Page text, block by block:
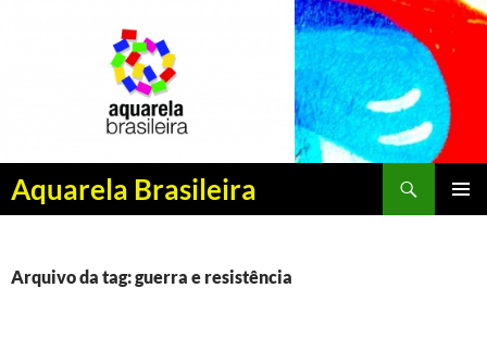
Aquarela Brasileira
Pesquisar
PULAR
CONTEÚDO
Arquivo da tag: guerra e resistência